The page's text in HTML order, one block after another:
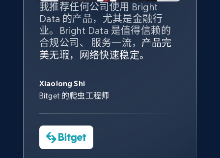
more.
2.1K+ 375+ 注册使用
Etsy
URL, Product id, Listing inventory id, Title, Rating,
1.9K+ 323+
我推荐任何公司使用 Bright
Data 的产品，尤其是金融行
业。Bright Data 是值得信赖的
合规公司、 服务一流， 产品完
美无瑕，网络快速稳定。
Xiaolong Shi
Bitget 的爬虫工程师
Bright Data 拥有自有代理基础
设施，助您持续获取网络数据。
帮助您轻松绕过烦人的验证码
（CAPTCHA）。
数据科学专家
根据我的使用体验，Bright Data
的服务价值不可估量。Bright
共网络数据以满足需求，并通过
其支持团队和开发团队，让我们
Charmagne Cruz
—— Shopee Philippines Inc. 报告与分析、
最重要的是拥有质量 最好、
最多的数据，而这正是 Bright
Data 和 tgndata 发挥作用的地
方。
tgndata 的首席执行官 (CEO)
我们对 Bright Data 的可靠性印
象深刻，对整体服务也非常满
沟通，他的协助对我们非常有帮
助。
Convert Group 的 CTO
我们对与 Bright Data 的合作感
到非常满意。各方面都很不错，
服务和支持团队也非常认可。